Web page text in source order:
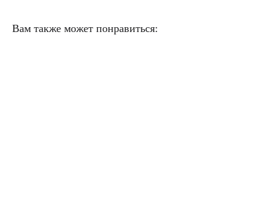
Вам также может понравиться: